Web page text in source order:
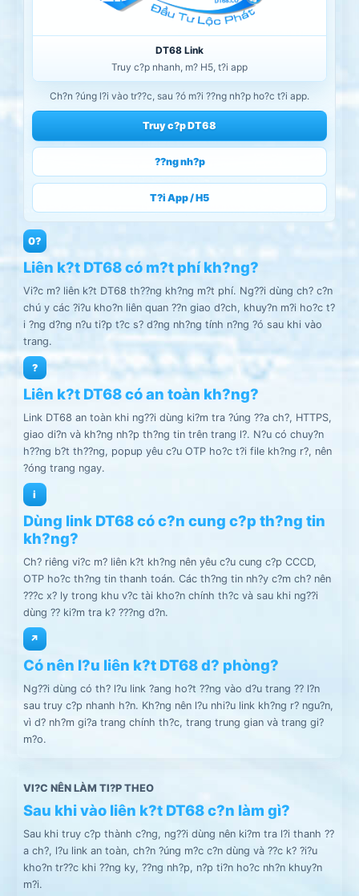
DT68 Link
Truy c?p nhanh, m? H5, t?i app
Ch?n ?úng l?i vào tr??c, sau ?ó m?i ??ng nh?p ho?c t?i app.
Truy c?p DT68
??ng nh?p
T?i App / H5
0?
Liên k?t DT68 có m?t phí kh?ng?
Vi?c m? liên k?t DT68 th??ng kh?ng m?t phí. Ng??i dùng ch? c?n
chú y các ?i?u kho?n liên quan ??n giao d?ch, khuy?n m?i ho?c t?
i ?ng d?ng n?u ti?p t?c s? d?ng nh?ng tính n?ng ?ó sau khi vào
trang.
?
Liên k?t DT68 có an toàn kh?ng?
Link DT68 an toàn khi ng??i dùng ki?m tra ?úng ??a ch?, HTTPS,
giao di?n và kh?ng nh?p th?ng tin trên trang l?. N?u có chuy?n
h??ng b?t th??ng, popup yêu c?u OTP ho?c t?i file kh?ng r?, nên
?óng trang ngay.
i
Dùng link DT68 có c?n cung c?p th?ng tin
kh?ng?
Ch? riêng vi?c m? liên k?t kh?ng nên yêu c?u cung c?p CCCD,
OTP ho?c th?ng tin thanh toán. Các th?ng tin nh?y c?m ch? nên
???c x? ly trong khu v?c tài kho?n chính th?c và sau khi ng??i
dùng ?? ki?m tra k? ???ng d?n.
↗
Có nên l?u liên k?t DT68 d? phòng?
Ng??i dùng có th? l?u link ?ang ho?t ??ng vào d?u trang ?? l?n
sau truy c?p nhanh h?n. Kh?ng nên l?u nhi?u link kh?ng r? ngu?n,
vì d? nh?m gi?a trang chính th?c, trang trung gian và trang gi?
m?o.
VI?C NÊN LÀM TI?P THEO
Sau khi vào liên k?t DT68 c?n làm gì?
Sau khi truy c?p thành c?ng, ng??i dùng nên ki?m tra l?i thanh ??
a ch?, l?u link an toàn, ch?n ?úng m?c c?n dùng và ??c k? ?i?u
kho?n tr??c khi ??ng ky, ??ng nh?p, n?p ti?n ho?c nh?n khuy?n
m?i.